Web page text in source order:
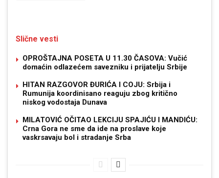
Slične vesti
OPROŠTAJNA POSETA U 11.30 ČASOVA: Vučić
domaćin odlazećem savezniku i prijatelju Srbije
HITAN RAZGOVOR ĐURIĆA I COJU: Srbija i
Rumunija koordinisano reaguju zbog kritično
niskog vodostaja Dunava
MILATOVIĆ OČITAO LEKCIJU SPAJIĆU I MANDIĆU:
Crna Gora ne sme da ide na proslave koje
vaskrsavaju bol i stradanje Srba